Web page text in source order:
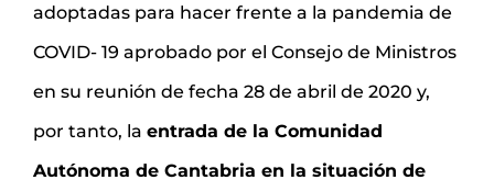
adoptadas para hacer frente a la pandemia de
COVID- 19 aprobado por el Consejo de Ministros
en su reunión de fecha 28 de abril de 2020 y,
por tanto, la entrada de la Comunidad
Autónoma de Cantabria en la situación de